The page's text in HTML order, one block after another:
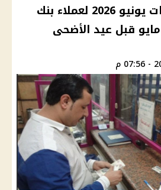
تبكير صرف معاشات يونيو 2026 لعملاء بنك